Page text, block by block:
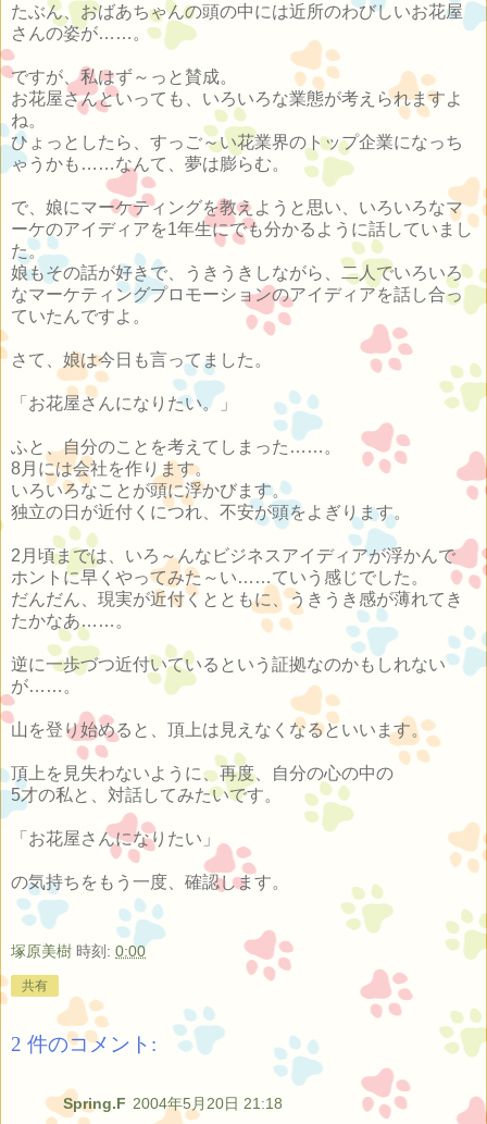
たぶん、おばあちゃんの頭の中には近所のわびしいお花屋
さんの姿が……。
ですが、私はず～っと賛成。
お花屋さんといっても、いろいろな業態が考えられますよ
ね。
ひょっとしたら、すっご～い花業界のトップ企業になっち
ゃうかも……なんて、夢は膨らむ。
で、娘にマーケティングを教えようと思い、いろいろなマ
ーケのアイディアを1年生にでも分かるように話していまし
た。
娘もその話が好きで、うきうきしながら、二人でいろいろ
なマーケティングプロモーションのアイディアを話し合っ
ていたんですよ。
さて、娘は今日も言ってました。
「お花屋さんになりたい。」
ふと、自分のことを考えてしまった……。
8月には会社を作ります。
いろいろなことが頭に浮かびます。
独立の日が近付くにつれ、不安が頭をよぎります。
2月頃までは、いろ～んなビジネスアイディアが浮かんで
ホントに早くやってみた～い……ていう感じでした。
だんだん、現実が近付くとともに、うきうき感が薄れてき
たかなあ……。
逆に一歩づつ近付いているという証拠なのかもしれない
が……。
山を登り始めると、頂上は見えなくなるといいます。
頂上を見失わないように、再度、自分の心の中の
5才の私と、対話してみたいです。
「お花屋さんになりたい」
の気持ちをもう一度、確認します。
塚原美樹 時刻: 0:00
共有
2 件のコメント:
Spring.F 2004年5月20日 21:18